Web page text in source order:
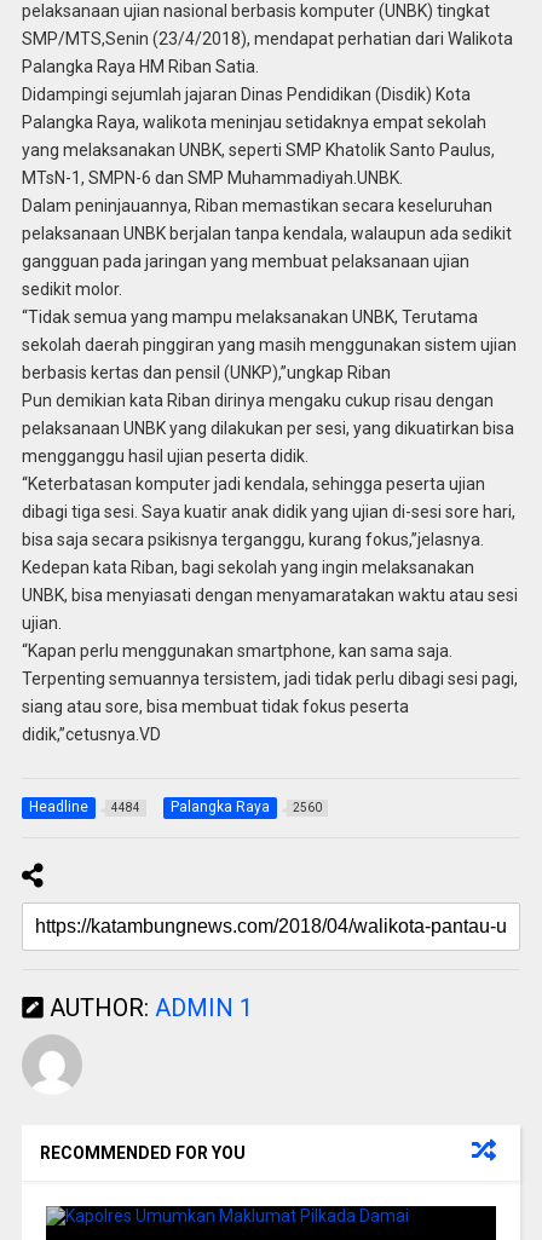
pelaksanaan ujian nasional berbasis komputer (UNBK) tingkat
SMP/MTS,Senin (23/4/2018), mendapat perhatian dari Walikota
Palangka Raya HM Riban Satia.
Didampingi sejumlah jajaran Dinas Pendidikan (Disdik) Kota
Palangka Raya, walikota meninjau setidaknya empat sekolah
yang melaksanakan UNBK, seperti SMP Khatolik Santo Paulus,
MTsN-1, SMPN-6 dan SMP Muhammadiyah.UNBK.
Dalam peninjauannya, Riban memastikan secara keseluruhan
pelaksanaan UNBK berjalan tanpa kendala, walaupun ada sedikit
gangguan pada jaringan yang membuat pelaksanaan ujian
sedikit molor.
“Tidak semua yang mampu melaksanakan UNBK, Terutama
sekolah daerah pinggiran yang masih menggunakan sistem ujian
berbasis kertas dan pensil (UNKP),”ungkap Riban
Pun demikian kata Riban dirinya mengaku cukup risau dengan
pelaksanaan UNBK yang dilakukan per sesi, yang dikuatirkan bisa
mengganggu hasil ujian peserta didik.
“Keterbatasan komputer jadi kendala, sehingga peserta ujian
dibagi tiga sesi. Saya kuatir anak didik yang ujian di-sesi sore hari,
bisa saja secara psikisnya terganggu, kurang fokus,”jelasnya.
Kedepan kata Riban, bagi sekolah yang ingin melaksanakan
UNBK, bisa menyiasati dengan menyamaratakan waktu atau sesi
ujian.
“Kapan perlu menggunakan smartphone, kan sama saja.
Terpenting semuannya tersistem, jadi tidak perlu dibagi sesi pagi,
siang atau sore, bisa membuat tidak fokus peserta
didik,”cetusnya.VD
Headline 4484 Palangka Raya 2560
AUTHOR: ADMIN 1
RECOMMENDED FOR YOU